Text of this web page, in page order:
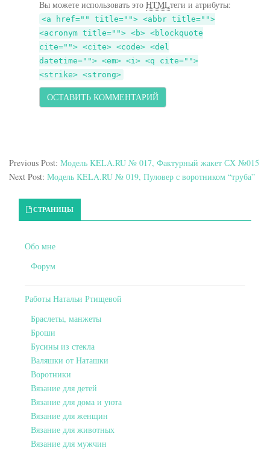
Вы можете использовать это HTMLтеги и атрибуты:
<a href="" title=""> <abbr title="">
<acronym title=""> <b> <blockquote
cite=""> <cite> <code> <del
datetime=""> <em> <i> <q cite="">
<strike> <strong>
Previous Post: Модель KELA.RU № 017, Фактурный жакет СХ №015
Next Post: Модель KELA.RU № 019, Пуловер с воротником “труба”
Primary Sidebar
СТРАНИЦЫ
Обо мне
Форум
Работы Натальи Ртищевой
Браслеты, манжеты
Броши
Бусины из стекла
Валяшки от Наташки
Воротники
Вязание для детей
Вязание для дома и уюта
Вязание для женщин
Вязание для животных
Вязание для мужчин